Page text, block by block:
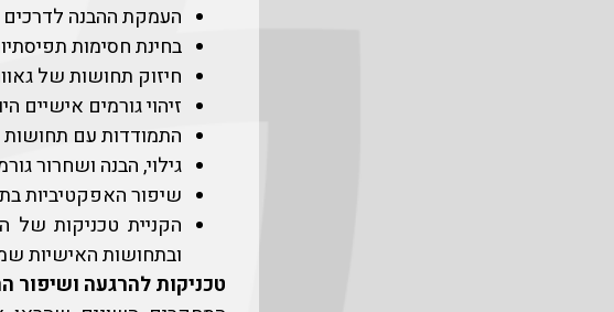
העמקת ההבנה לדרכים
בחינת חסימות
חיזוק תחושות של
זיהוי גורמים אישיים
התמודדות עם תחושות
גילוי, הבנה ושחרור
שיפור האפקטיביות
הקניית טכניקות של
ובתחושות האישיות
טכניקות להרגעה ושיפור